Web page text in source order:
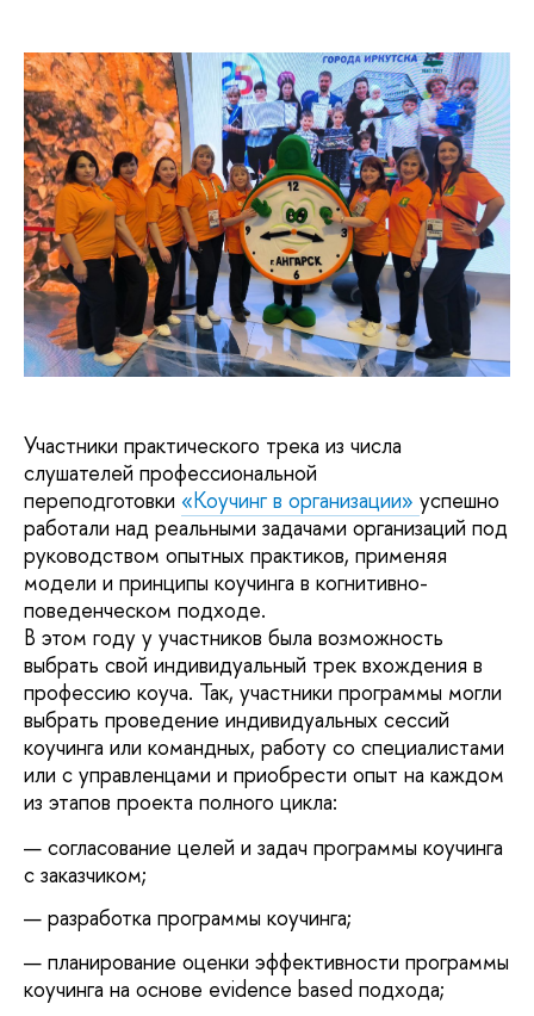
Участники практического трека из числа
слушателей профессиональной
переподготовки «Коучинг в организации» успешно
работали над реальными задачами организаций под
руководством опытных практиков, применяя
модели и принципы коучинга в когнитивно-
поведенческом подходе.
В этом году у участников была возможность
выбрать свой индивидуальный трек вхождения в
профессию коуча. Так, участники программы могли
выбрать проведение индивидуальных сессий
коучинга или командных, работу со специалистами
или с управленцами и приобрести опыт на каждом
из этапов проекта полного цикла:
согласование целей и задач программы коучинга
с заказчиком;
разработка программы коучинга;
планирование оценки эффективности программы
коучинга на основе evidence based подхода;